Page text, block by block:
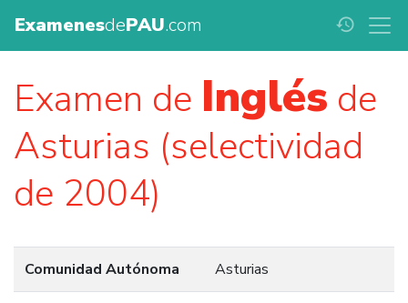
ExamenesdePAU.com history
Examen de Inglés de
Asturias (selectividad
de 2004)
Comunidad Autónoma Asturias